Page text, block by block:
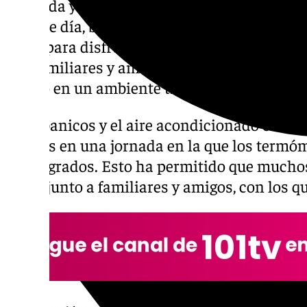
Granada ya disfruta de su Feria del
feria de día, bajo un intenso calor, los
ferial para disfrutar de la gastronomía de
sus familiares y amigos, lucir sus vestidos
tardeo en un ambiente tranquilo.
Los abanicos y el aire acondicionado en
aliados en una jornada en la que los
los 35 grados. Esto ha permitido que
gusto junto a familiares y amigos, con los